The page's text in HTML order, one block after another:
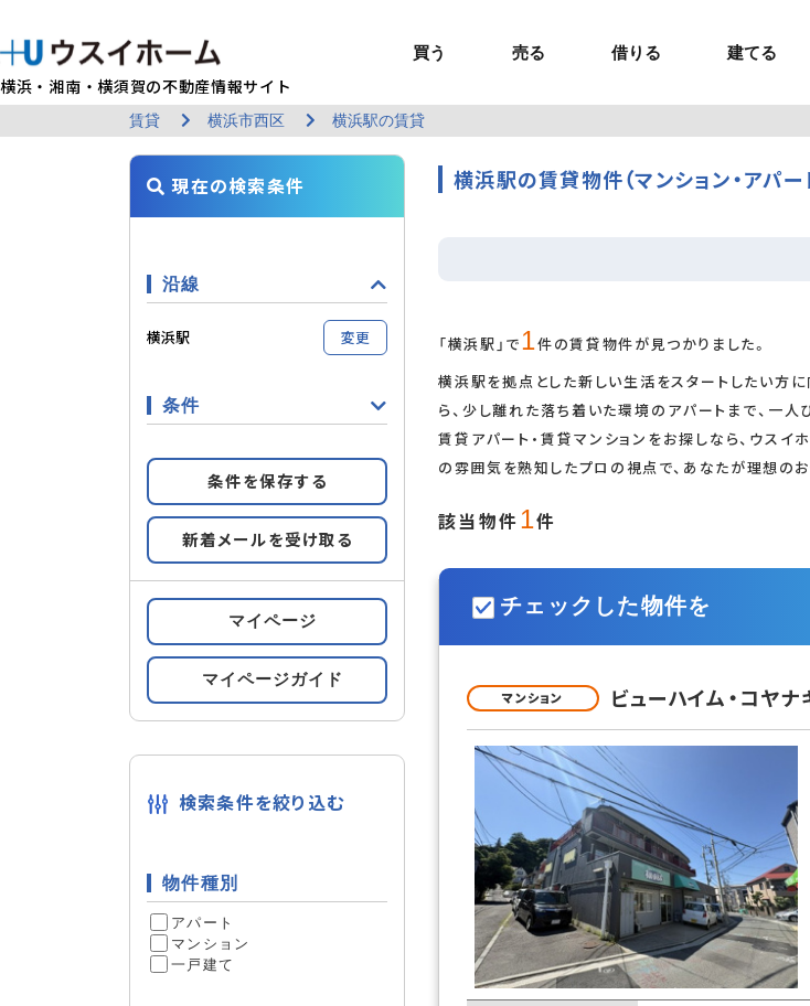
横浜・湘南・横須賀の不動産情報サイト
買う
BUY
買う 戸建て（総合）
新築戸建て
土地
売る
SELL
売る 売るTOP
建物状況調査
（インスペクション）
レントホーム
借りる
RENT
借りる 賃貸住宅TOP
エリアから探す
エリアから
建てる
U-CASA
建てる 建てるTOP
U-nifty（定額制注文住宅）
ウスイホー
REFORM
リフォーム リフォームTOP
ウスイのリフォームの魅力
ショールー
MANAGEMENT
貸す 貸すTOP
お悩み解決
セミナー・
COMPANY INFO
企業情報 企業情報TOP
店舗情報
賃貸 横浜市西区 横浜駅の賃貸
横浜駅の賃貸物件（マンション・アパー
「横浜駅」で1件の賃貸物件が見つかりました。
横浜駅を拠点とした新しい生活をスタートしたい方
ら、少し離れた落ち着いた環境のアパートまで、一
賃貸アパート・賃貸マンションをお探しなら、ウス
の雰囲気を熟知したプロの視点で、あなたが理想の
該当物件 1件
現在の検索条件
沿線
横浜駅 変更
条件
条件を保存する
新着メールを受け取る
マイページ
マイページガイド
検索条件を絞り込む
物件種別
アパート
マンション
一戸建て
すべての条件をみる 条件の追加・変更
ペット専用設備 メゾネット
フローリング
セキュリティ 管理人常駐 カードキー
24時間緊急通報システム
ディンプルキー
チェックした物件を
マンション ビューハイム・コヤナ